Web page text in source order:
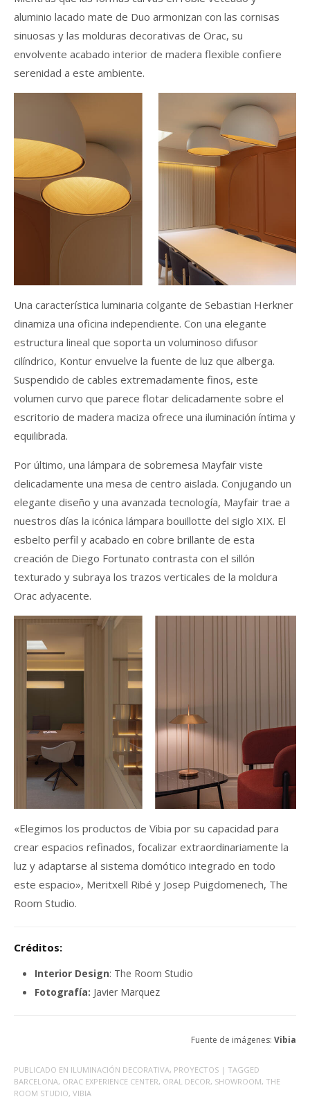
aluminio lacado mate de Duo armonizan con las cornisas
sinuosas y las molduras decorativas de Orac, su
envolvente acabado interior de madera flexible confiere
serenidad a este ambiente.
Una característica luminaria colgante de Sebastian Herkner
dinamiza una oficina independiente. Con una elegante
estructura lineal que soporta un voluminoso difusor
cilíndrico, Kontur envuelve la fuente de luz que alberga.
Suspendido de cables extremadamente finos, este
volumen curvo que parece flotar delicadamente sobre el
escritorio de madera maciza ofrece una iluminación íntima y
equilibrada.
Por último, una lámpara de sobremesa Mayfair viste
delicadamente una mesa de centro aislada. Conjugando un
elegante diseño y una avanzada tecnología, Mayfair trae a
nuestros días la icónica lámpara bouillotte del siglo XIX. El
esbelto perfil y acabado en cobre brillante de esta
creación de Diego Fortunato contrasta con el sillón
texturado y subraya los trazos verticales de la moldura
Orac adyacente.
«Elegimos los productos de Vibia por su capacidad para
crear espacios refinados, focalizar extraordinariamente la
luz y adaptarse al sistema domótico integrado en todo
este espacio», Meritxell Ribé y Josep Puigdomenech, The
Room Studio.
Créditos:
Interior Design: The Room Studio
Fotografía: Javier Marquez
Fuente de imágenes: Vibia
PUBLICADO EN ILUMINACIÓN DECORATIVA, PROYECTOS | TAGGED
BARCELONA, ORAC EXPERIENCE CENTER, ORAL DECOR, SHOWROOM, THE
ROOM STUDIO, VIBIA